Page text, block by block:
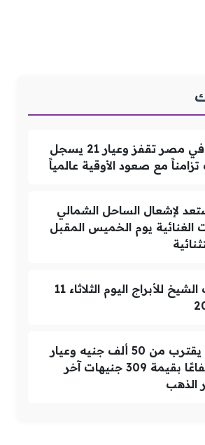
أسعار الذهب في مصر تقفز وعيار 21 يسجل
لإشعال الساحل الشمالي
الغنائية يوم الخميس المقبل
توقعات منيب الشيخ للأبراج اليوم الثلاثاء 11
الجنيه الذهب يقترب من 50 ألف جنيه وعيار
24 يسجل ارتفاعًا بقيمة 309 جنيهات آخر
الذهب